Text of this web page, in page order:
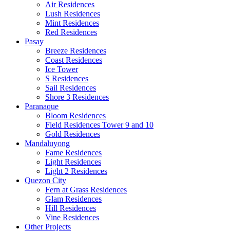
Air Residences
Lush Residences
Mint Residences
Red Residences
Pasay
Breeze Residences
Coast Residences
Ice Tower
S Residences
Sail Residences
Shore 3 Residences
Paranaque
Bloom Residences
Field Residences Tower 9 and 10
Gold Residences
Mandaluyong
Fame Residences
Light Residences
Light 2 Residences
Quezon City
Fern at Grass Residences
Glam Residences
Hill Residences
Vine Residences
Other Projects